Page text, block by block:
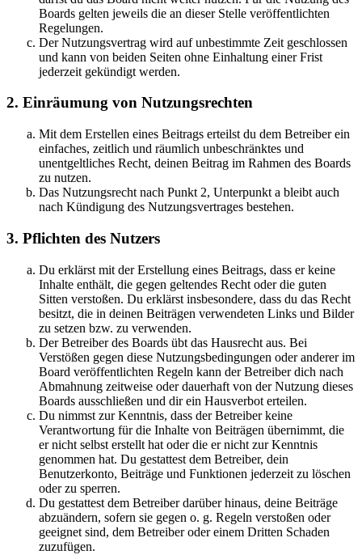
Boards gelten jeweils die an dieser Stelle veröffentlichten
Regelungen.
Der Nutzungsvertrag wird auf unbestimmte Zeit geschlossen
und kann von beiden Seiten ohne Einhaltung einer Frist
jederzeit gekündigt werden.
2. Einräumung von Nutzungsrechten
Mit dem Erstellen eines Beitrags erteilst du dem Betreiber ein
einfaches, zeitlich und räumlich unbeschränktes und
unentgeltliches Recht, deinen Beitrag im Rahmen des Boards
zu nutzen.
Das Nutzungsrecht nach Punkt 2, Unterpunkt a bleibt auch
nach Kündigung des Nutzungsvertrages bestehen.
3. Pflichten des Nutzers
Du erklärst mit der Erstellung eines Beitrags, dass er keine
Inhalte enthält, die gegen geltendes Recht oder die guten
Sitten verstoßen. Du erklärst insbesondere, dass du das Recht
besitzt, die in deinen Beiträgen verwendeten Links und Bilder
zu setzen bzw. zu verwenden.
Der Betreiber des Boards übt das Hausrecht aus. Bei
Verstößen gegen diese Nutzungsbedingungen oder anderer im
Board veröffentlichten Regeln kann der Betreiber dich nach
Abmahnung zeitweise oder dauerhaft von der Nutzung dieses
Boards ausschließen und dir ein Hausverbot erteilen.
Du nimmst zur Kenntnis, dass der Betreiber keine
Verantwortung für die Inhalte von Beiträgen übernimmt, die
er nicht selbst erstellt hat oder die er nicht zur Kenntnis
genommen hat. Du gestattest dem Betreiber, dein
Benutzerkonto, Beiträge und Funktionen jederzeit zu löschen
oder zu sperren.
Du gestattest dem Betreiber darüber hinaus, deine Beiträge
abzuändern, sofern sie gegen o. g. Regeln verstoßen oder
geeignet sind, dem Betreiber oder einem Dritten Schaden
zuzufügen.